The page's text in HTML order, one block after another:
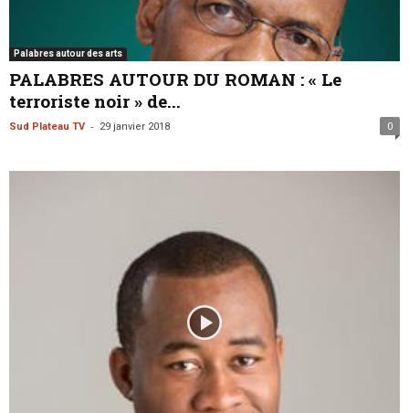
Palabres autour des arts
PALABRES AUTOUR DU ROMAN : « Le
terroriste noir » de...
Sud Plateau TV - 29 janvier 2018 0